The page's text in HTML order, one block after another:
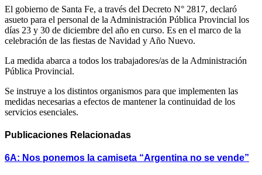
El gobierno de Santa Fe, a través del Decreto N° 2817, declaró
asueto para el personal de la Administración Pública Provincial los
días 23 y 30 de diciembre del año en curso. Es en el marco de la
celebración de las fiestas de Navidad y Año Nuevo.
La medida abarca a todos los trabajadores/as de la Administración
Pública Provincial.
Se instruye a los distintos organismos para que implementen las
medidas necesarias a efectos de mantener la continuidad de los
servicios esenciales.
Publicaciones Relacionadas
6A: Nos ponemos la camiseta “Argentina no se vende”